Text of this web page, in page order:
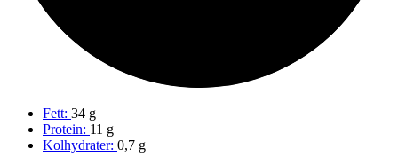
Fett: 34 g
Protein: 11 g
Kolhydrater: 0,7 g